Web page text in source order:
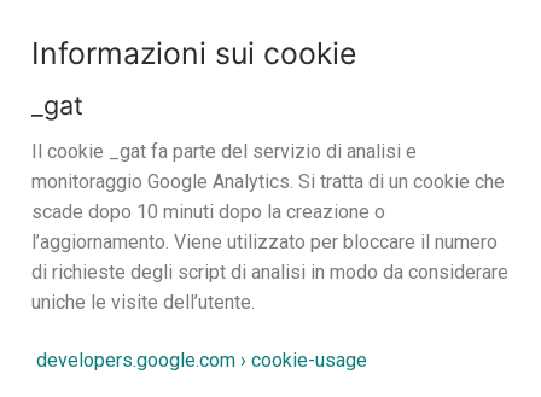
Informazioni sui cookie
_gat
Il cookie _gat fa parte del servizio di analisi e
monitoraggio Google Analytics. Si tratta di un cookie che
scade dopo 10 minuti dopo la creazione o
l’aggiornamento. Viene utilizzato per bloccare il numero
di richieste degli script di analisi in modo da considerare
uniche le visite dell’utente.
developers.google.com › cookie-usage